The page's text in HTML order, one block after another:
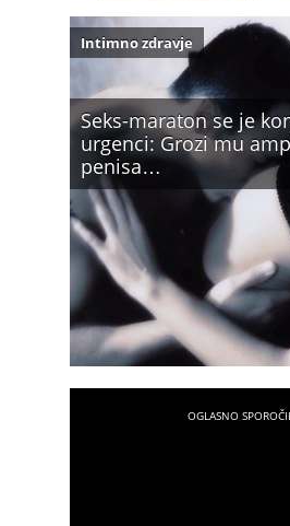
Seks-maraton se je
urgenci: Grozi mu
penisa…
Intimno zdravje